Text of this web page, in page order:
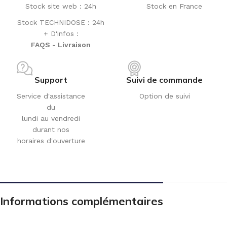
Stock site web : 24h
Stock TECHNIDOSE : 24h
+ D'infos :
FAQS - Livraison
Stock en France
Support
Service d'assistance
du
lundi au vendredi
durant nos
horaires d'ouverture
Suivi de commande
Option de suivi
Informations complémentaires